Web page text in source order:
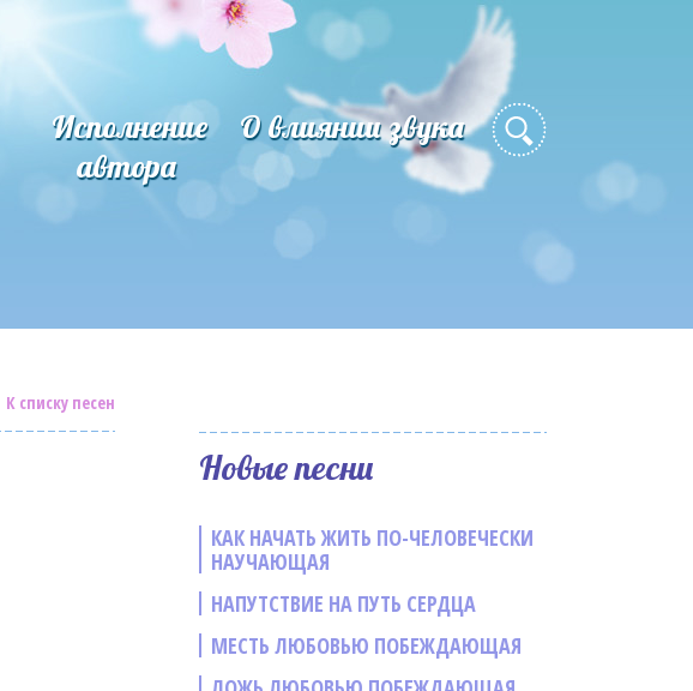
Исполнение
автора
О влиянии звука
К списку песен
Новые песни
КАК НАЧАТЬ ЖИТЬ ПО-ЧЕЛОВЕЧЕСКИ
НАУЧАЮЩАЯ
НАПУТСТВИЕ НА ПУТЬ СЕРДЦА
МЕСТЬ ЛЮБОВЬЮ ПОБЕЖДАЮЩАЯ